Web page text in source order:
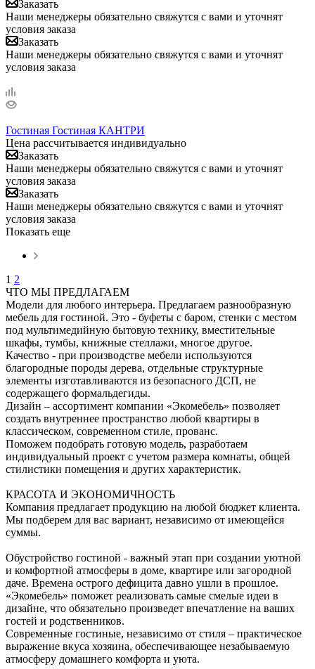
Заказать
Наши менеджеры обязательно свяжутся с вами и уточнят
условия заказа
Заказать
Наши менеджеры обязательно свяжутся с вами и уточнят
условия заказа
Гостиная Гостиная КАНТРИ
Цена рассчитывается индивидуально
Заказать
Наши менеджеры обязательно свяжутся с вами и уточнят
условия заказа
Заказать
Наши менеджеры обязательно свяжутся с вами и уточнят
условия заказа
Показать еще
1 2
ЧТО МЫ ПРЕДЛАГАЕМ
Модели для любого интерьера. Предлагаем разнообразную
мебель для гостиной. Это - буфеты с баром, стенки с местом
под мультимедийную бытовую технику, вместительные
шкафы, тумбы, книжные стеллажи, многое другое.
Качество - при производстве мебели используются
благородные породы дерева, отдельные структурные
элементы изготавливаются из безопасного ДСП, не
содержащего формальдегиды.
Дизайн – ассортимент компании «Экомебель» позволяет
создать внутреннее пространство любой квартиры в
классическом, современном стиле, прованс.
Поможем подобрать готовую модель, разработаем
индивидуальный проект с учетом размера комнаты, общей
стилистики помещения и других характеристик.
КРАСОТА И ЭКОНОМИЧНОСТЬ
Компания предлагает продукцию на любой бюджет клиента.
Мы подберем для вас вариант, независимо от имеющейся
суммы.
Обустройство гостиной - важный этап при создании уютной
и комфортной атмосферы в доме, квартире или загородной
даче. Времена острого дефицита давно ушли в прошлое.
«Экомебель» поможет реализовать самые смелые идеи в
дизайне, что обязательно произведет впечатление на ваших
гостей и родственников.
Современные гостиные, независимо от стиля – практическое
выражение вкуса хозяина, обеспечивающее незабываемую
атмосферу домашнего комфорта и уюта.